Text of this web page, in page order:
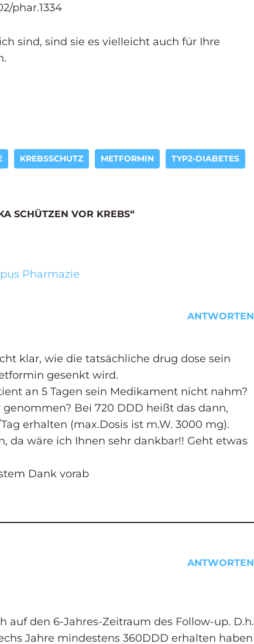
phar.1334
sind, sind sie es vielleicht auch für Ihre
KREBSSCHUTZ METFORMIN TYP2-DIABETES
SCHÜTZEN VOR KREBS“
Pharmazie
ANTWORTEN
klar, wie die tatsächliche drug dose sein
gesenkt wird.
an 5 Tagen sein Medikament nicht nahm?
Bei 720 DDD heißt das dann,
erhalten (max.Dosis ist m.W. 3000 mg).
da wäre ich Ihnen sehr dankbar!! Geht etwas
Dank vorab
ANTWORTEN
auf den 6-Jahres-Zeitraum des Follow-up. D.h.
Jahre mindestens 360DDD erhalten haben